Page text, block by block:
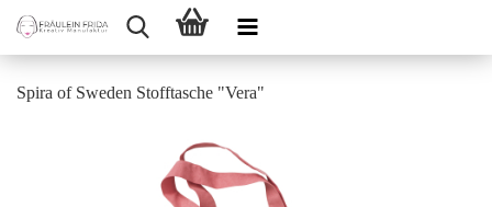
Spira of Sweden Stofftasche "Vera"